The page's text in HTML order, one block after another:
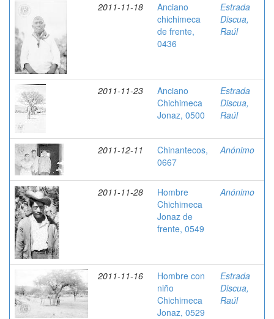
2011-11-18
Anciano
chichimeca
de frente,
0436
Estrada
Discua,
Raúl
2011-11-23
Anciano
Chichimeca
Jonaz, 0500
Estrada
Discua,
Raúl
2011-12-11
Chinantecos,
0667
Anónimo
2011-11-28
Hombre
Chichimeca
Jonaz de
frente, 0549
Anónimo
2011-11-16
Hombre con
niño
Chichimeca
Jonaz, 0529
Estrada
Discua,
Raúl